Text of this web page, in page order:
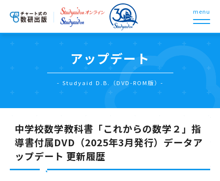
menu
アップデート
- Studyaid D.B.（DVD-ROM版）-
中学校数学教科書「これからの数学２」指
導書付属DVD（2025年3月発行）データア
ップデート 更新履歴